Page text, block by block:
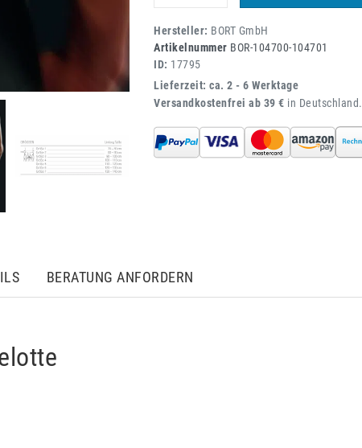
Hersteller: BORT GmbH
Artikelnummer BOR-104700-104701
ID: 17795
Lieferzeit: ca. 2 - 6 Werktage
Versandkostenfrei ab 39 € in Deutschland.
BERATUNG ANFORDERN